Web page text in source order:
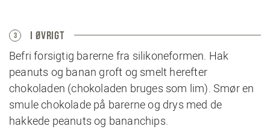
3 I ØVRIGT
Befri forsigtig barerne fra silikoneformen. Hak
peanuts og banan groft og smelt herefter
chokoladen (chokoladen bruges som lim). Smør en
smule chokolade på barerne og drys med de
hakkede peanuts og bananchips.